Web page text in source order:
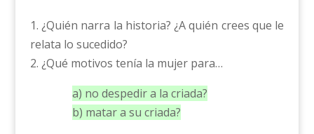
1. ¿Quién narra la historia? ¿A quién crees que le
relata lo sucedido?
2. ¿Qué motivos tenía la mujer para…
a) no despedir a la criada?
b) matar a su criada?